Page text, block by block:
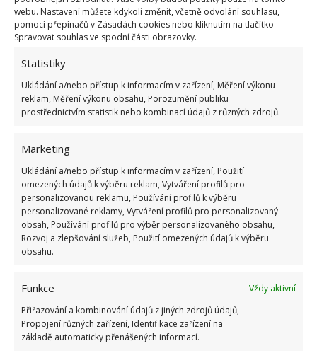
webu. Nastavení můžete kdykoli změnit, včetně odvolání souhlasu,
pomocí přepínačů v Zásadách cookies nebo kliknutím na tlačítko
Spravovat souhlas ve spodní části obrazovky.
Statistiky
Ukládání a/nebo přístup k informacím v zařízení, Měření výkonu
reklam, Měření výkonu obsahu, Porozumění publiku
prostřednictvím statistik nebo kombinací údajů z různých zdrojů.
Marketing
Ukládání a/nebo přístup k informacím v zařízení, Použití
omezených údajů k výběru reklam, Vytváření profilů pro
personalizovanou reklamu, Používání profilů k výběru
personalizované reklamy, Vytváření profilů pro personalizovaný
obsah, Používání profilů pro výběr personalizovaného obsahu,
Rozvoj a zlepšování služeb, Použití omezených údajů k výběru
obsahu.
Funkce
Vždy aktivní
Přiřazování a kombinování údajů z jiných zdrojů údajů,
Propojení různých zařízení, Identifikace zařízení na
základě automaticky přenášených informací.
bodů
6.5.2026
ŽHAVÉ NOVINKY
otázek odhalí, kdo má minulý režim stále v živé
paměti
7.8.2026
Retro kvíz na téma jak vypadala doprava a
Profesionální zahradnice vytvořila přehled
nejnebezpečnějších škůdců rostlin a postupy,
jak se jich rychle zbavit